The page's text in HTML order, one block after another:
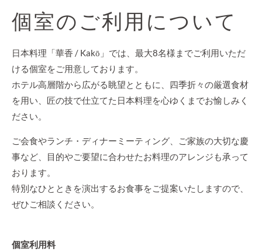
個室のご利用について
日本料理「華香 / Kakō」では、最大8名様までご利用いただ
ける個室をご用意しております。
ホテル高層階から広がる眺望とともに、四季折々の厳選食材
を用い、匠の技で仕立てた日本料理を心ゆくまでお愉しみく
ださい。
ご会食やランチ・ディナーミーティング、ご家族の大切な慶
事など、目的やご要望に合わせたお料理のアレンジも承って
おります。
特別なひとときを演出するお食事をご提案いたしますので、
ぜひご相談ください。
個室利用料